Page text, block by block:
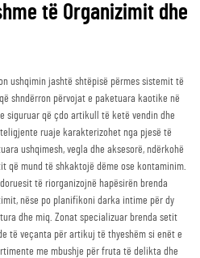
të Organizimit dhe
ushqimin jashtë shtëpisë përmes sistemit të
shndërron përvojat e paketuara kaotike në
siguruar që çdo artikull të ketë vendin dhe
ruaje karakterizohet nga pjesë të
ushqimesh, vegla dhe aksesorë, ndërkohë
që mund të shkaktojë dëme ose kontaminim.
të riorganizojnë hapësirën brenda
nëse po planifikoni darka intime për dy
dhe miq. Zonat specializuar brenda setit
të veçanta për artikuj të thyeshëm si enët e
me mbushje për fruta të delikta dhe